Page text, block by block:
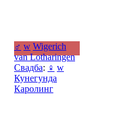
♂ w Wigerich
van Lotharingen
Свадба: ♀ w
Кунегунда
Каролинг